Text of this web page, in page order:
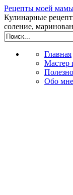
Рецепты моей
Кулинарные
соление,
Главная
Мастер
Обо мне